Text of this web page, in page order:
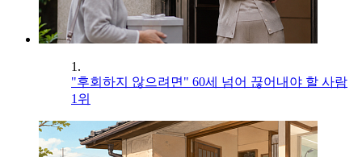
1.
"후회하지 않으려면" 60세 넘어 끊어내야 할 사람
1위